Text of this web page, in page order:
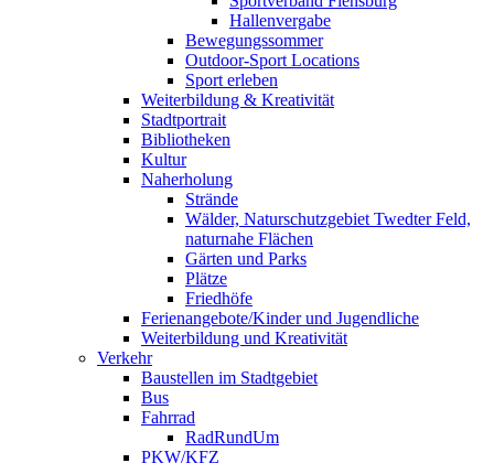
Hallenvergabe
Bewegungssommer
Outdoor-Sport Locations
Sport erleben
Weiterbildung & Kreativität
Stadtportrait
Bibliotheken
Kultur
Naherholung
Strände
Wälder, Naturschutzgebiet Twedter Feld,
naturnahe Flächen
Gärten und Parks
Plätze
Friedhöfe
Ferienangebote/Kinder und Jugendliche
Weiterbildung und Kreativität
Verkehr
Baustellen im Stadtgebiet
Bus
Fahrrad
RadRundUm
PKW/KFZ